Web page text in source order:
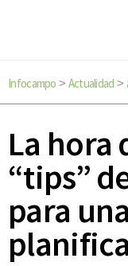
Infocampo > Actualidad >
La hora
“tips”
para